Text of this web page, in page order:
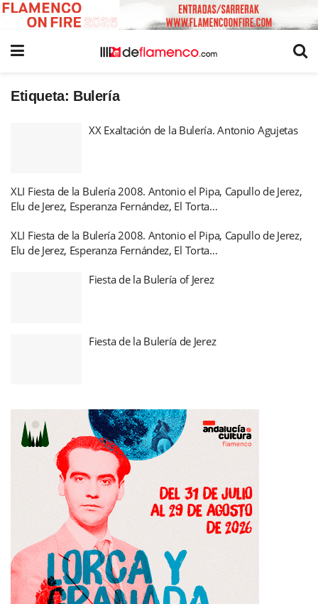
Etiqueta: Bulería
XX Exaltación de la Bulería. Antonio Agujetas
XLI Fiesta de la Bulería 2008. Antonio el Pipa, Capullo de Jerez,
Elu de Jerez, Esperanza Fernández, El Torta…
XLI Fiesta de la Bulería 2008. Antonio el Pipa, Capullo de Jerez,
Elu de Jerez, Esperanza Fernández, El Torta…
Fiesta de la Bulería of Jerez
Fiesta de la Bulería de Jerez